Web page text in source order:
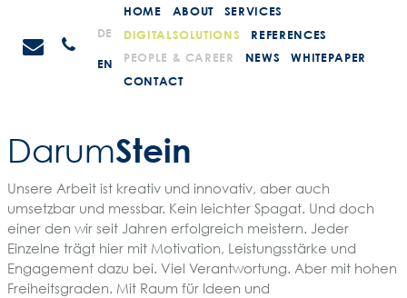
Inhalt
STEIN
PromotionsAnrufen
DE
EN
HOME ABOUT
SERVICES
DIGITALSOLUTIONS
REFERENCES
PEOPLE & CAREER
NEWS
WHITEPAPER
CONTACT
DarumStein
Unsere Arbeit ist kreativ und innovativ, aber auch
umsetzbar und messbar. Kein leichter Spagat. Und doch
einer den wir seit Jahren erfolgreich meistern. Jeder
Einzelne trägt hier mit Motivation, Leistungsstärke und
Engagement dazu bei. Viel Verantwortung. Aber mit hohen
Freiheitsgraden. Mit Raum für Ideen und